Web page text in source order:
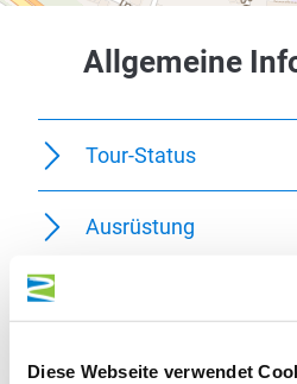
Diese Webseite verwendet
Allgemeine
Tour-Status
Ausrüstung
Parken